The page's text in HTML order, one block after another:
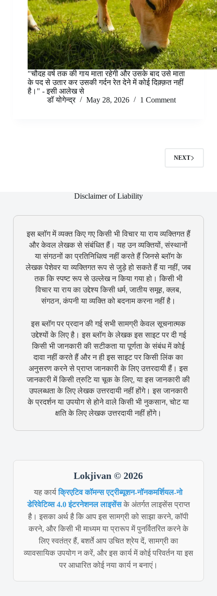
"चौदह वर्ष तक की गाय माता रहेगी और उसके बाद उसे माता
के पद से उतार कर उसकी गर्दन रेत देने में कोई दिक़्क़त नहीं
है।" - इसी आलेख से
डॉ योगेन्द्र
May 28, 2026 1 Comment
NEXT
Disclaimer of Liability
इस ब्लॉग में व्यक्त किए गए किसी भी विचार या राय व्यक्तिगत हैं
और केवल लेखक से संबंधित हैं। यह उन व्यक्तियों, संस्थानों
या संगठनों का प्रतिनिधित्व नहीं करते हैं जिनसे ब्लॉग के
लेखक पेशेवर या व्यक्तिगत रूप से जुड़े हो सकते हैं या नहीं, जब
तक कि स्पष्ट रूप से उल्लेख न किया गया हो। किसी भी
विचार या राय का उद्देश्य किसी धर्म, जातीय समूह, क्लब,
संगठन, कंपनी या व्यक्ति को बदनाम करना नहीं है।
इस ब्लॉग पर प्रदान की गई सभी सामग्री केवल सूचनात्मक
उद्देश्यों के लिए है। इस ब्लॉग के लेखक इस साइट पर दी गई
किसी भी जानकारी की सटीकता या पूर्णता के संबंध में कोई
दावा नहीं करते हैं और न ही इस साइट पर किसी लिंक का
अनुसरण करने से प्राप्त जानकारी के लिए उत्तरदायी हैं। इस
जानकारी में किसी त्रुटि या चूक के लिए, या इस जानकारी की
उपलब्धता के लिए लेखक उत्तरदायी नहीं होंगे। इस जानकारी
के प्रदर्शन या उपयोग से होने वाले किसी भी नुकसान, चोट या
क्षति के लिए लेखक उत्तरदायी नहीं होंगे।
Lokjivan © 2026
यह कार्यक्रिएटिव कॉमन्स एट्रीब्यूशन-नॉनकमर्शियल-नो
डेरिवेटिव्स 4.0 इंटरनेशनल लाइसेंसके अंतर्गत लाइसेंस प्राप्त
है। इसका अर्थ है कि आप इस सामग्री को साझा करने, कॉपी
करने, और किसी भी माध्यम या प्रारूप में पुनर्वितरित करने के
लिए स्वतंत्र हैं, बशर्ते आप उचित श्रेय दें, सामग्री का
व्यावसायिक उपयोग न करें, और इस कार्य में कोई परिवर्तन या इस
पर आधारित कोई नया कार्य न बनाएं।